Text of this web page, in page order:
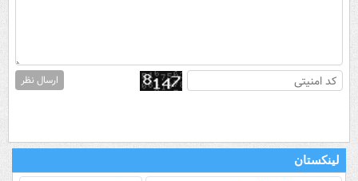
ارسال نظر
لینکستان